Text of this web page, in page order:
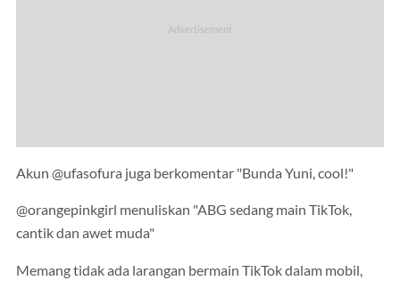
Akun @ufasofura juga berkomentar "Bunda Yuni, cool!"
@orangepinkgirl menuliskan "ABG sedang main TikTok,
cantik dan awet muda"
Memang tidak ada larangan bermain TikTok dalam mobil,